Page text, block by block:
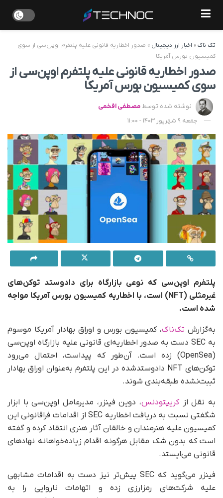
تک ناک» اخبار ارز دیجیتال » صدور اخطاریه قانونی علیه پلتفرم اوپن‌سی از سوی
کمیسیون بورس آمریکا
صدور اخطاریه قانونی علیه پلتفرم اوپن‌سی از
سوی کمیسیون بورس آمریکا
نوشته شده توسط مصطفی افخمی
جمعه 9 شهریور 1403 - 11:00
پلتفرم اوپن‌سی که نوعی بازارگاه برای دادوستد توکن‌های
غیرمثلی (NFT) است، با اخطاریه کمیسیون بورس آمریکا مواجه
شده است.
به‌گزارش تک‌ناک، کمیسیون بورس و اوراق بهادار آمریکا موسوم
به SEC دست به صدور اخطاریه‌ای قانونی علیه بازارگاه اوپن‌سی
(OpenSea) زده است. آن‌طور که پیداست، احتمال می‌رود
توکن‌های NFT دادوستدشده در این پلتفرم به‌عنوان اوراق بهادار
ثببت‌نشده طبقه‌بندی شوند.
به نقل ازکریپتودنس، دوین فینزر، مدیرعامل اوپن‌سی با ابزار
شگفتی نسبت به دریافت اخطاریه SEC از اقدامات فراقانونی این
کمیسیون علیه هنرمندان و خالقان آثار هنری انتقاد کرده و گفته
است که بدون شک مقابل هرگونه اقدام زیاده‌خواهانه نهادهای
قانونی می‌ایستد.
فینزر می‌گوید که SEC پیش‌تر نیز دست به اقدامات مشابهی
علیه شرکت‌های رمزارزی زده و اتهامات ناروایی را به